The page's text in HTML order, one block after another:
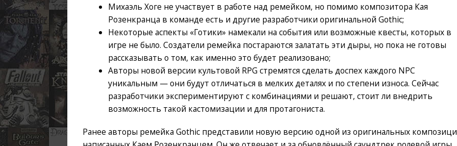
Михаэль Хоге не участвует в работе над ремейком, но помимо композитора Кая
Розенкранца в команде есть и другие разработчики оригинальной Gothic;
Некоторые аспекты «Готики» намекали на события или возможные квесты, которых в
игре не было. Создатели ремейка постараются залатать эти дыры, но пока не готовы
рассказывать о том, как именно это будет реализовано;
Авторы новой версии культовой RPG стремятся сделать доспех каждого NPC
уникальным — они будут отличаться в мелких деталях и по степени износа. Сейчас
разработчики экспериментируют с комбинациями и решают, стоит ли внедрить
возможность такой кастомизации и для протагониста.
Ранее авторы ремейка Gothic представили новую версию одной из оригинальных